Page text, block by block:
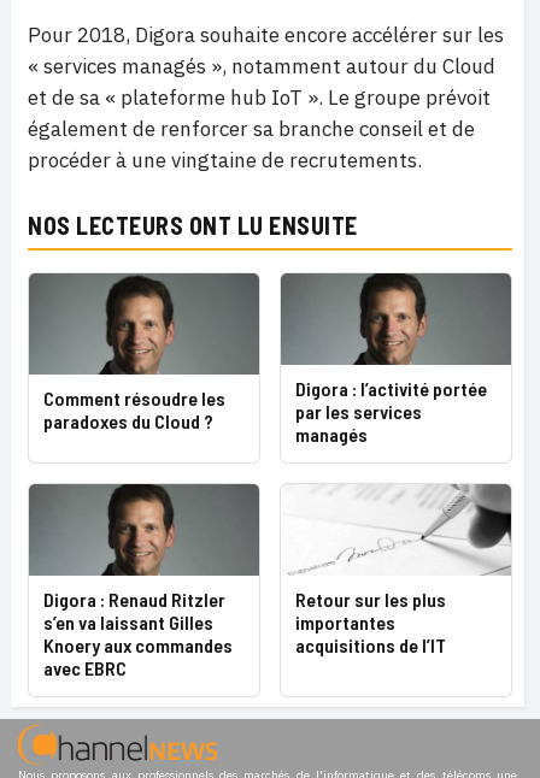
Pour 2018, Digora souhaite encore accélérer sur les
« services managés », notamment autour du Cloud
et de sa « plateforme hub IoT ». Le groupe prévoit
également de renforcer sa branche conseil et de
procéder à une vingtaine de recrutements.
NOS LECTEURS ONT LU ENSUITE
Comment résoudre les
paradoxes du Cloud ?
Digora : l’activité portée
par les services
managés
Digora : Renaud Ritzler
s’en va laissant Gilles
Knoery aux commandes
avec EBRC
Retour sur les plus
importantes
acquisitions de l’IT